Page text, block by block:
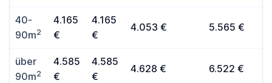
40-
90m2
4.165
€
4.165
€
4.053 € 5.565 €
über
90m2
4.585
€
4.585
€
4.628 € 6.522 €